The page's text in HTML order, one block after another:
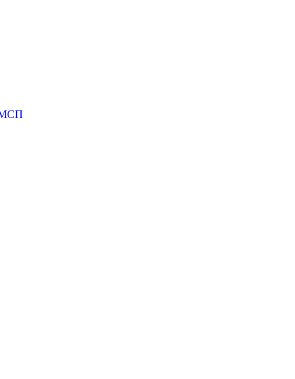
МСП